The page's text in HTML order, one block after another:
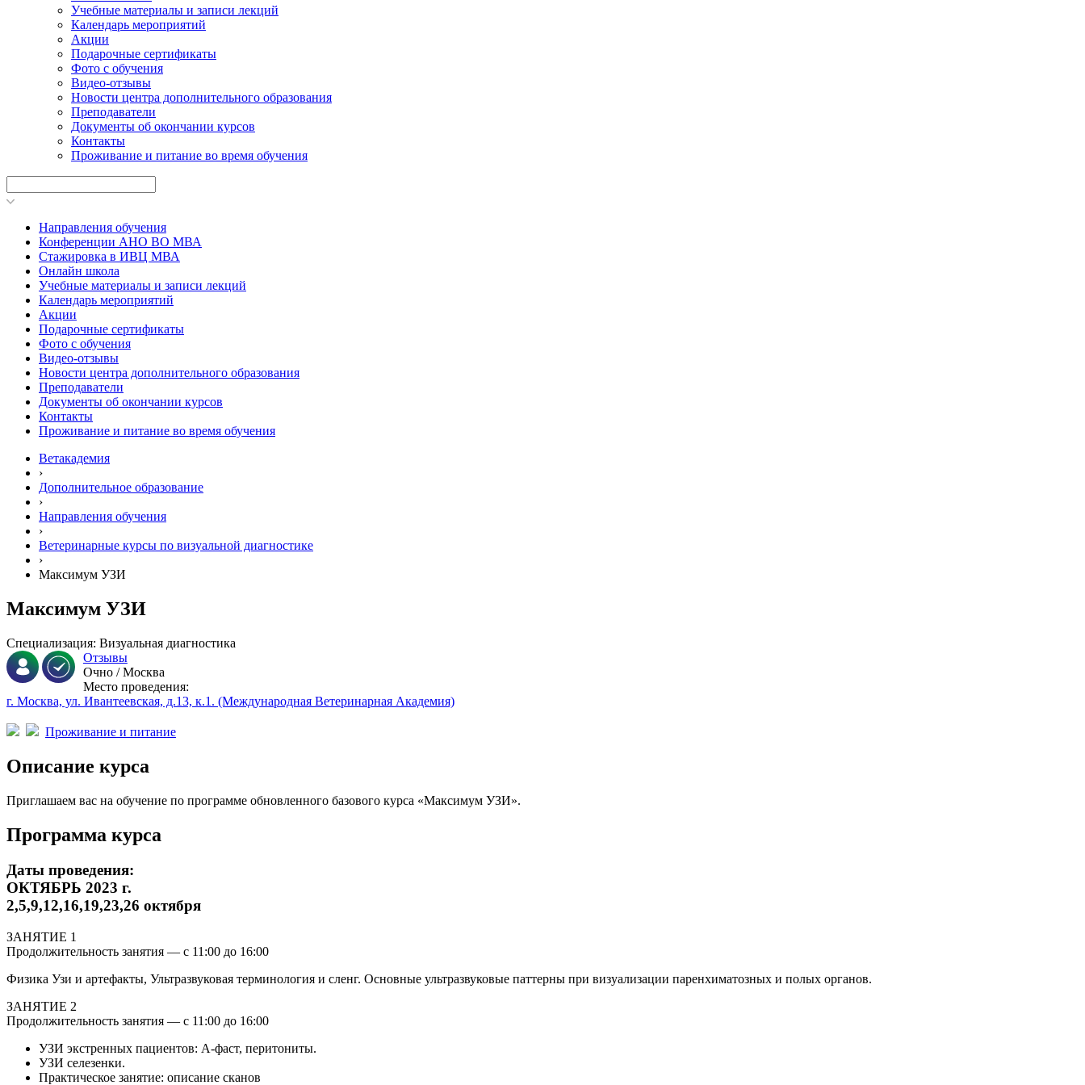
Учебные материалы и записи лекций
Календарь мероприятий
Акции
Подарочные сертификаты
Фото с обучения
Видео-отзывы
Новости центра дополнительного образования
Преподаватели
Документы об окончании курсов
Контакты
Проживание и питание во время обучения
Направления обучения
Конференции АНО ВО МВА
Стажировка в ИВЦ МВА
Онлайн школа
Учебные материалы и записи лекций
Календарь мероприятий
Акции
Подарочные сертификаты
Фото с обучения
Видео-отзывы
Новости центра дополнительного образования
Преподаватели
Документы об окончании курсов
Контакты
Проживание и питание во время обучения
Ветакадемия
›
Дополнительное образование
›
Направления обучения
›
Ветеринарные курсы по визуальной диагностике
›
Максимум УЗИ
Максимум УЗИ
Специализация: Визуальная диагностика
Отзывы
Очно / Москва
Место проведения:
г. Москва, ул. Ивантеевская, д.13, к.1. (Международная Ветеринарная Академия)
Проживание и питание
Описание курса
Приглашаем вас на обучение по программе обновленного базового курса «Максимум УЗИ».
Программа курса
Даты проведения:
ОКТЯБРЬ 2023 г.
2,5,9,12,16,19,23,26 октября
ЗАНЯТИЕ 1
Продолжительность занятия — с 11:00 до 16:00
Физика Узи и артефакты, Ультразвуковая терминология и сленг. Основные ультразвуковые паттерны при визуализации паренхиматозных и полых органов.
ЗАНЯТИЕ 2
Продолжительность занятия — с 11:00 до 16:00
УЗИ экстренных пациентов: А-фаст, перитониты.
УЗИ селезенки.
Практическое занятие: описание сканов